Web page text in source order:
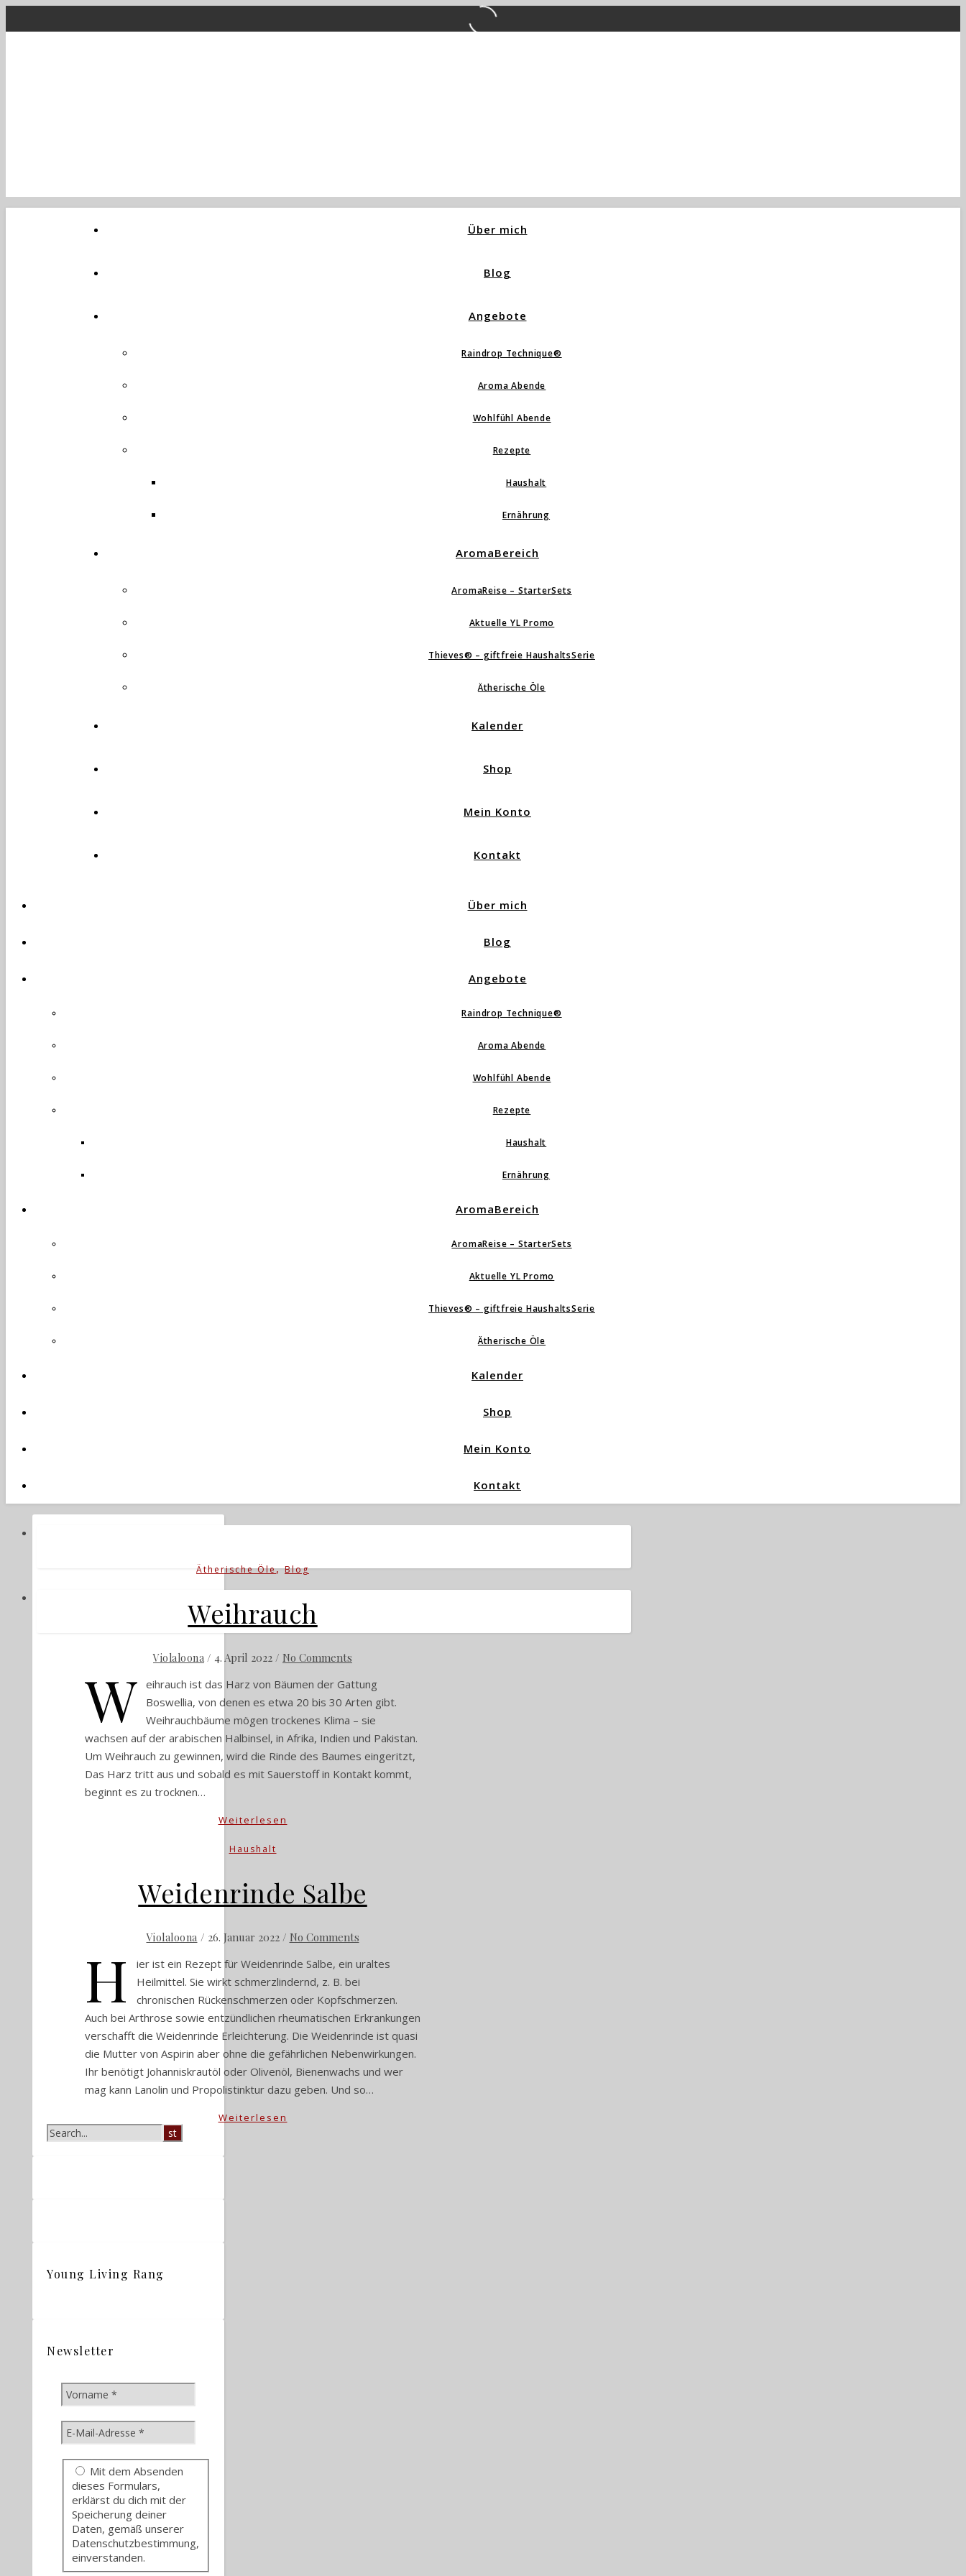
Über mich
Blog
Angebote
Raindrop Technique®
Aroma Abende
Wohlfühl Abende
Rezepte
Haushalt
Ernährung
AromaBereich
AromaReise – StarterSets
Aktuelle YL Promo
Thieves® – giftfreie HaushaltsSerie
Ätherische Öle
Kalender
Shop
Mein Konto
Kontakt
Über mich
Blog
Angebote
Raindrop Technique®
Aroma Abende
Wohlfühl Abende
Rezepte
Haushalt
Ernährung
AromaBereich
AromaReise – StarterSets
Aktuelle YL Promo
Thieves® – giftfreie HaushaltsSerie
Ätherische Öle
Kalender
Shop
Mein Konto
Kontakt
Ätherische Öle,Blog
Weihrauch
Violaloona / 4. April 2022 / No Comments
W eihrauch ist das Harz von Bäumen der Gattung
Boswellia, von denen es etwa 20 bis 30 Arten gibt.
Weihrauchbäume mögen trockenes Klima – sie
wachsen auf der arabischen Halbinsel, in Afrika, Indien und Pakistan.
Um Weihrauch zu gewinnen, wird die Rinde des Baumes eingeritzt,
Das Harz tritt aus und sobald es mit Sauerstoff in Kontakt kommt,
beginnt es zu trocknen…
Weiterlesen
Haushalt
Weidenrinde Salbe
Violaloona / 26. Januar 2022 / No Comments
H
ier ist ein Rezept für Weidenrinde Salbe, ein uraltes
Heilmittel. Sie wirkt schmerzlindernd, z. B. bei
chronischen Rückenschmerzen oder Kopfschmerzen.
Auch bei Arthrose sowie entzündlichen rheumatischen Erkrankungen
verschafft die Weidenrinde Erleichterung. Die Weidenrinde ist quasi
die Mutter von Aspirin aber ohne die gefährlichen Nebenwirkungen.
Ihr benötigt Johanniskrautöl oder Olivenöl, Bienenwachs und wer
mag kann Lanolin und Propolistinktur dazu geben. Und so…
Weiterlesen
Young Living Rang
Newsletter
Mit dem Absenden
dieses Formulars,
erklärst du dich mit der
Speicherung deiner
Daten, gemäß unserer
Datenschutzbestimmung,
einverstanden.